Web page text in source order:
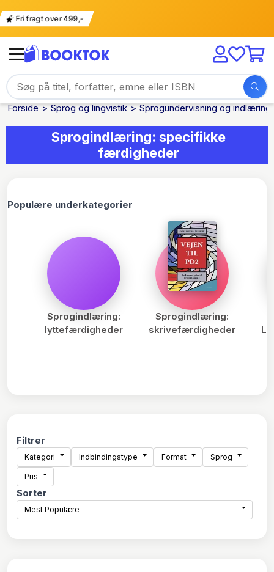
Fri fragt over 499,-
Forside Sprog og lingvistik Sprogundervisning og indlæring
Sprogindlæring: specifikke
færdigheder
Populære underkategorier
Sprogindlæring:
lyttefærdigheder
Sprogindlæring:
skrivefærdigheder
Filtrer
Kategori Indbindingstype Format Sprog
Pris
Sorter
Mest Populære